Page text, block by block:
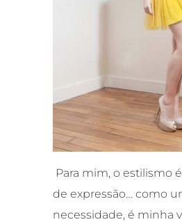
Para mim, o estilismo
de expressão… como
necessidade, é minha